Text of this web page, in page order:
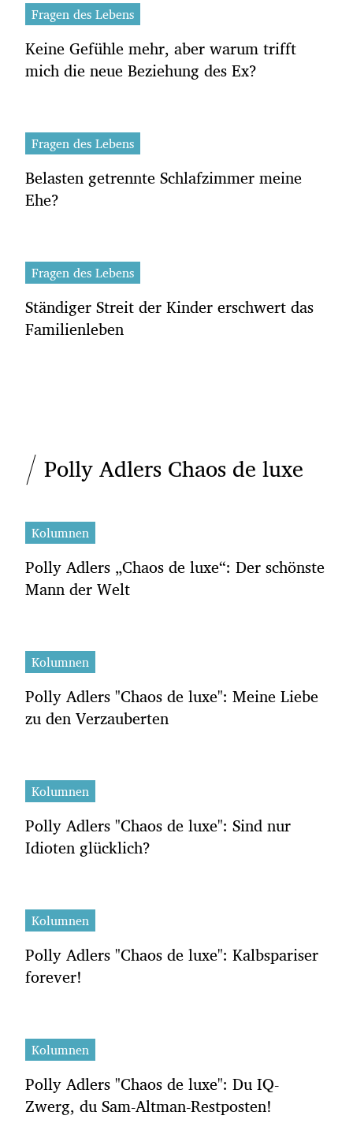
Fragen des Lebens
Keine Gefühle mehr, aber warum trifft
mich die neue Beziehung des Ex?
Fragen des Lebens
Belasten getrennte Schlafzimmer meine
Ehe?
Fragen des Lebens
Ständiger Streit der Kinder erschwert das
Familienleben
Polly Adlers Chaos de luxe
Kolumnen
Polly Adlers „Chaos de luxe“: Der schönste
Mann der Welt
Kolumnen
Polly Adlers "Chaos de luxe": Meine Liebe
zu den Verzauberten
Kolumnen
Polly Adlers "Chaos de luxe": Sind nur
Idioten glücklich?
Kolumnen
Polly Adlers "Chaos de luxe": Kalbspariser
forever!
Kolumnen
Polly Adlers "Chaos de luxe": Du IQ-
Zwerg, du Sam-Altman-Restposten!